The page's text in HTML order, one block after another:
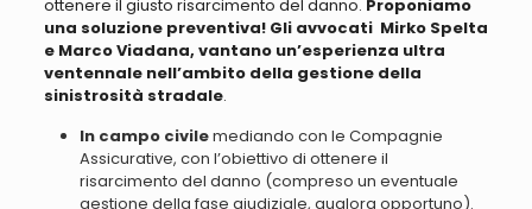
ottenere il giusto risarcimento del danno. Proponiamo
una soluzione preventiva! Gli avvocati Mirko Spelta
e Marco Viadana, vantano un’esperienza ultra
ventennale nell’ambito della gestione della
sinistrosità stradale.
In campo civilemediando con le Compagnie
Assicurative, con l’obiettivo di ottenere il
risarcimento del danno (compreso un eventuale
gestione della fase giudiziale, qualora opportuno).